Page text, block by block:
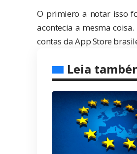
O primiero a notar isso
acontecia a mesma
contas da App Store
Leia